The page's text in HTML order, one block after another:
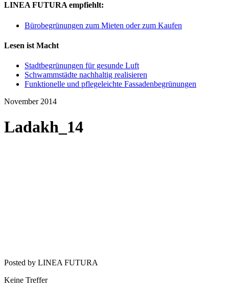
LINEA FUTURA empfiehlt:
Bürobegrünungen zum Mieten oder zum Kaufen
Lesen ist Macht
Stadtbegrünungen für gesunde Luft
Schwammstädte nachhaltig realisieren
Funktionelle und pflegeleichte Fassadenbegrünungen
November 2014
Ladakh_14
Posted by LINEA FUTURA
Keine Treffer